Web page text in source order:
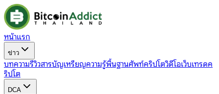
หน้าแรก
ข่าว
บทความรีวิวสารบัญเหรียญความรู้พื้นฐานศัพท์คริปโตวิดีโอเว็บเทรดค
ริปโต
DCA